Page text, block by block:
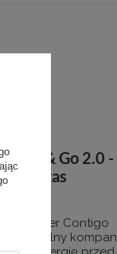
& Go 2.0 -
podczas
Shaker Contigo
2.0, idealny kompan